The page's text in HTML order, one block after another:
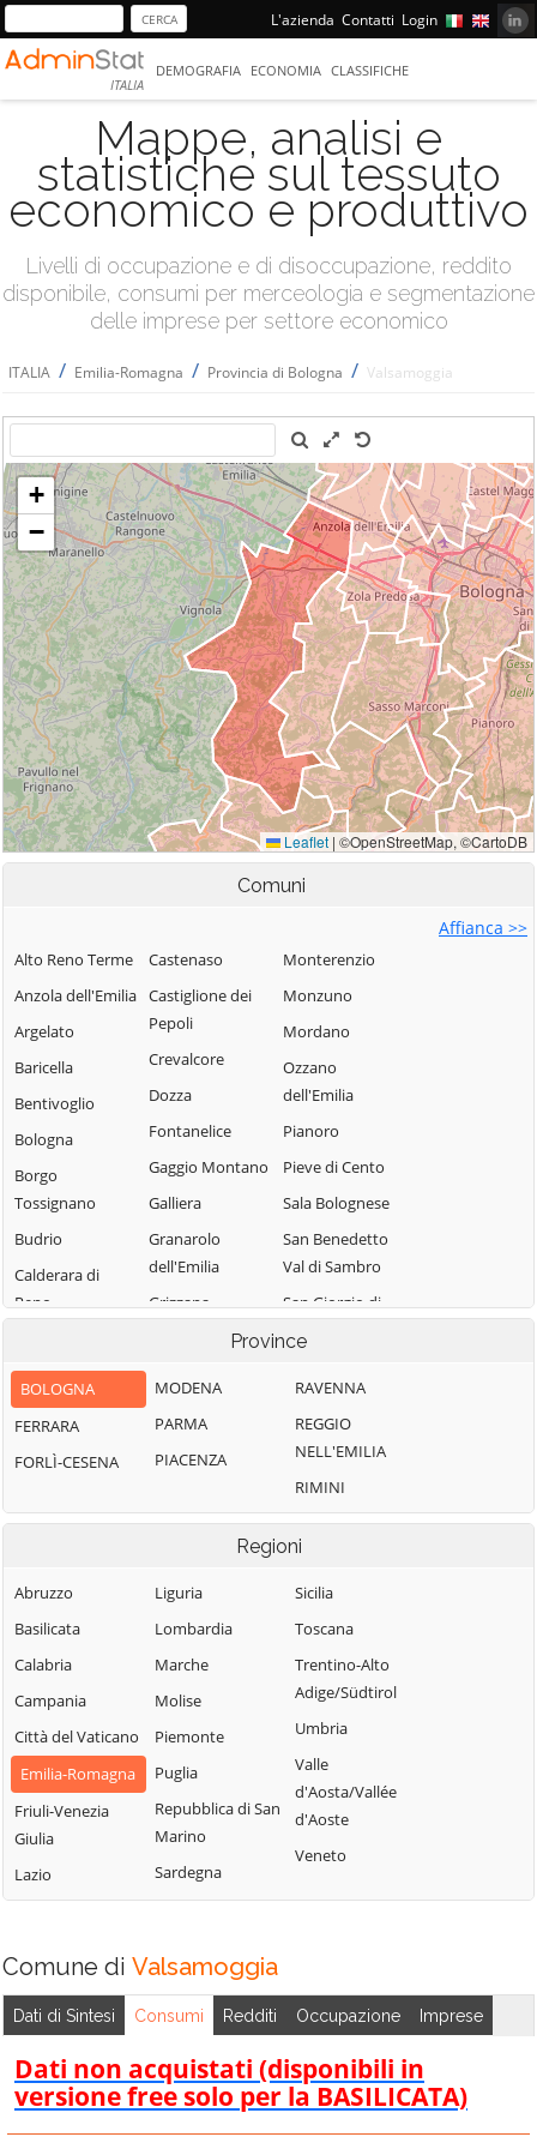
L'azienda Contatti Login
ITALIA
DEMOGRAFIA ECONOMIA CLASSIFICHE
Mappe, analisi e
statistiche sul tessuto
economico e produttivo
Livelli di occupazione e di disoccupazione, reddito
disponibile, consumi per merceologia e segmentazione
delle imprese per settore economico
ITALIA / Emilia-Romagna / Provincia di Bologna / Valsamoggia
Comuni
Affianca >>
Alto Reno Terme
Anzola dell'Emilia
Argelato
Baricella
Bentivoglio
Bologna
Borgo
Tossignano
Budrio
Calderara di
Reno
Casalecchio di
Reno
Casalfiumanese
Castel d'Aiano
Castel del Rio
Castel Guelfo di
Terme
Castello d'Argile
Castenaso
Castiglione dei
Pepoli
Crevalcore
Dozza
Fontanelice
Gaggio Montano
Galliera
Granarolo
dell'Emilia
Grizzana
Belvedere
Loiano
Minerbio
Monterenzio
Monzuno
Mordano
Ozzano
dell'Emilia
Pianoro
Pieve di Cento
Sala Bolognese
San Benedetto
Val di Sambro
San Giorgio di
Persiceto
San Lazzaro di
Savena
San Pietro in
Casale
Sant'Agata
Bolognese
Sasso Marconi
Valsamoggia
Vergato
Zola Predosa
Province
BOLOGNA
FERRARA
FORLÌ-CESENA
MODENA
PARMA
PIACENZA
RAVENNA
REGGIO
NELL'EMILIA
RIMINI
Regioni
Abruzzo
Basilicata
Calabria
Campania
Città del Vaticano
Emilia-Romagna
Friuli-Venezia
Giulia
Lazio
Liguria
Lombardia
Marche
Molise
Piemonte
Puglia
Repubblica di San
Marino
Sardegna
Sicilia
Toscana
Trentino-Alto
Adige/Südtirol
Umbria
Valle
d'Aosta/Vallée
d'Aoste
Veneto
Comune di Valsamoggia
Dati di Sintesi Consumi Redditi Occupazione Imprese
Dati non acquistati (disponibili in
versione free solo per la BASILICATA)